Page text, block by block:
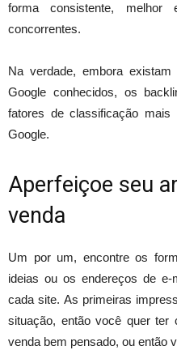
forma consistente,
concorrentes.
Na verdade, embora
Google conhecidos, os
fatores de classificação
Google.
Aperfeiçoe seu
venda
Um por um, encontre os
ideias ou os endereços de
cada site. As primeiras
situação, então você quer ter
venda bem pensado, ou então